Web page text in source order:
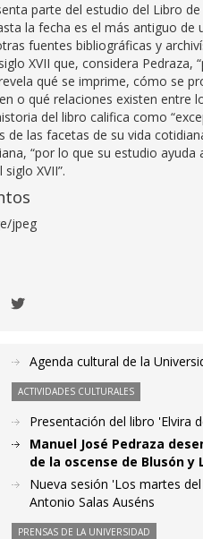
parte del estudio del Libro
la fecha es el más antiguo
fuentes bibliográficas y
XVII que, considera
qué se imprime, cómo se
o qué relaciones existen entre
del libro califica como
de las facetas de su vida
“por lo que su estudio
XVII”.
jpeg
Agenda cultural de la
ACTIVIDADES CULTURALES
Presentación del libro 'Elvira
Manuel José Pedraza
de la oscense de Blusón y
Nueva sesión 'Los martes
Antonio Salas Auséns
PRENSAS DE LA UNIVERSIDAD